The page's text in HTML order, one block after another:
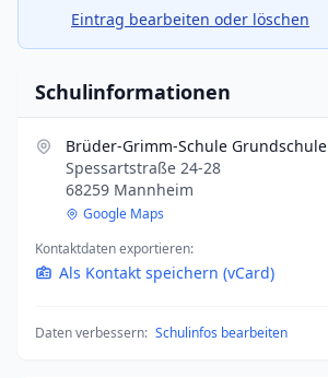
Eintrag bearbeiten oder löschen
Schulinformationen
Brüder-Grimm-Schule Grundschule
Spessartstraße 24-28
68259 Mannheim
Google Maps
Kontaktdaten exportieren:
Als Kontakt speichern (vCard)
Daten verbessern: Schulinfos bearbeiten